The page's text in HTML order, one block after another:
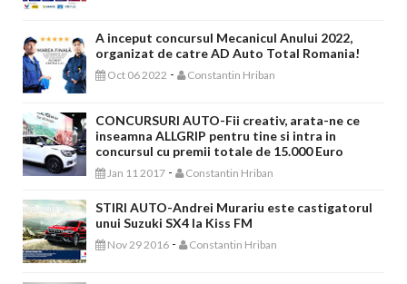
A inceput concursul Mecanicul Anului 2022,
organizat de catre AD Auto Total Romania!
Oct 06 2022 - Constantin Hriban
CONCURSURI AUTO-Fii creativ, arata-ne ce
inseamna ALLGRIP pentru tine si intra in
concursul cu premii totale de 15.000 Euro
Jan 11 2017 - Constantin Hriban
STIRI AUTO-Andrei Murariu este castigatorul
unui Suzuki SX4 la Kiss FM
Nov 29 2016 - Constantin Hriban